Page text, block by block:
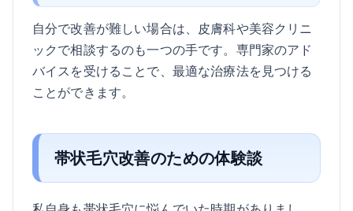
自分で改善が難しい場合は、皮膚科や美容クリニ
ックで相談するのも一つの手です。専門家のアド
バイスを受けることで、最適な治療法を見つける
ことができます。
帯状毛穴改善のための体験談